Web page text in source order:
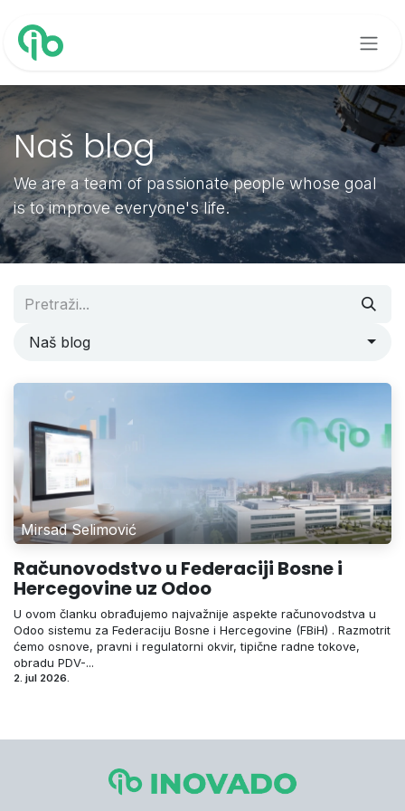
Naš blog
We are a team of passionate people whose goal
is to improve everyone's life.
Naš blog
Mirsad Selimović
Računovodstvo u Federaciji Bosne i
Hercegovine uz Odoo
U ovom članku obrađujemo najvažnije aspekte računovodstva u
Odoo sistemu za Federaciju Bosne i Hercegovine (FBiH) . Razmotrit
ćemo osnove, pravni i regulatorni okvir, tipične radne tokove,
obradu PDV-...
2. jul 2026.